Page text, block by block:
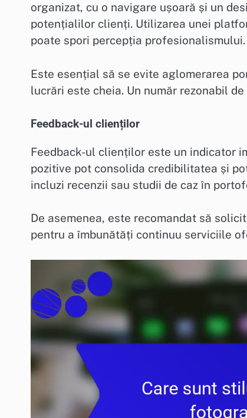
organizat, cu o navigare ușoară și un
potențialilor clienți. Utilizarea unei
poate spori percepția profesionalismului.
Este esențial să se evite aglomerarea
lucrări este cheia. Un număr rezonabil
Feedback-ul clienților
Feedback-ul clienților este un indicator
pozitive pot consolida credibilitatea și
incluzi recenzii sau studii de caz în
De asemenea, este recomandat să
pentru a îmbunătăți continuu serviciile